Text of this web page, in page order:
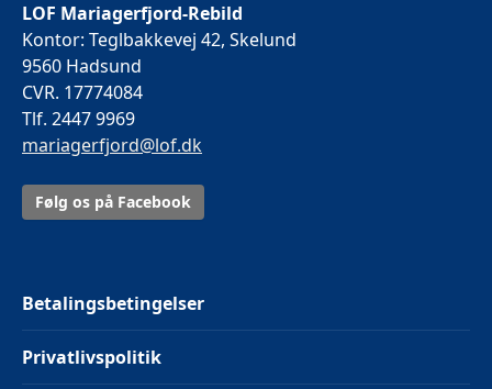
LOF Mariagerfjord-Rebild
Kontor: Teglbakkevej 42, Skelund
9560 Hadsund
CVR. 17774084
Tlf. 2447 9969
mariagerfjord@lof.dk
Følg os på Facebook
Betalingsbetingelser
Privatlivspolitik